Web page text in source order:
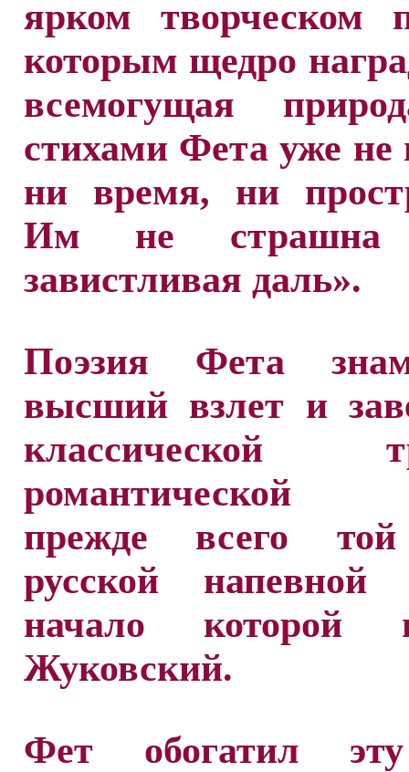
ярком творческом
которым щедро
всемогущая
стихами Фета уже не
ни время, ни
Им не страшна
завистливая даль».
Поэзия Фета
высший взлет и
классической
романтической
прежде всего
русской напевной
начало которой
Жуковский.
Фет обогатил